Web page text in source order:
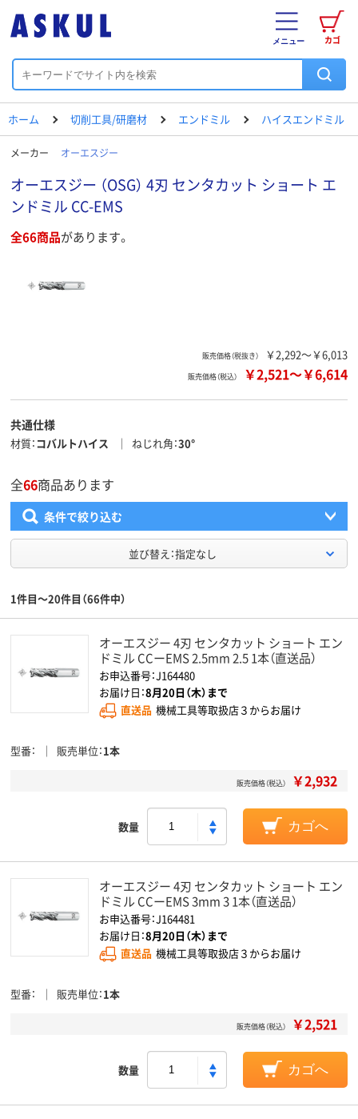
カゴ
メニュー
ホーム 切削工具/研磨材 エンドミル ハイスエンドミル
メーカー オーエスジー
オーエスジー （OSG） 4刃 センタカット ショート エ
ンドミル CC-EMS
全66商品があります。
販売価格（税抜き） ￥2,292～￥6,013
販売価格（税込） ￥2,521～￥6,614
共通仕様
材質 コバルトハイス ねじれ角 30°
全66商品あります
条件で絞り込む
並び替え：指定なし
1件目～20件目（66件中）
オーエスジー 4刃 センタカット ショート エン
ドミル CCーEMS 2.5mm 2.5 1本（直送品）
お申込番号：J164480
お届け日：8月20日（木）まで
直送品 機械工具等取扱店３からお届け
型番 販売単位 1本
販売価格（税込） ￥2,932
数量 カゴへ
オーエスジー 4刃 センタカット ショート エン
ドミル CCーEMS 3mm 3 1本（直送品）
お申込番号：J164481
お届け日：8月20日（木）まで
直送品 機械工具等取扱店３からお届け
型番 販売単位 1本
販売価格（税込） ￥2,521
数量 カゴへ